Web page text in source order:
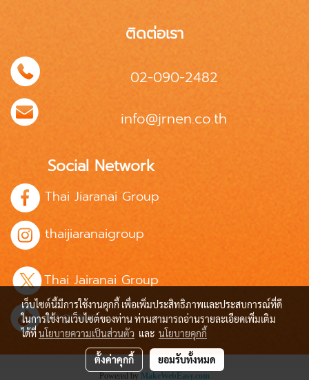
ติดต่อเรา
02-090-2482
info@jrnen.co.th
Social Network
Thai Jiaranai Group
thaijiaranaigroup
Thai Jairanai Group
jrn.group
Powered by MakeWebEasy.com
เว็บไซต์นี้มีการใช้งานคุกกี้ เพื่อเพิ่มประสิทธิภาพและประสบการณ์ที่ดี
ในการใช้งานเว็บไซต์ของท่าน ท่านสามารถอ่านรายละเอียดเพิ่มเติม
ได้ที่นโยบายความเป็นส่วนตัว และ นโยบายคุกกี้
ตั้งค่าคุกกี้ ยอมรับทั้งหมด